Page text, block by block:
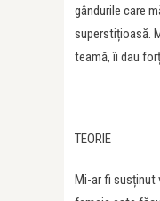
gândurile care
superstițioasă.
teamă, îi dau
TEORIE
Mi-ar fi susținut